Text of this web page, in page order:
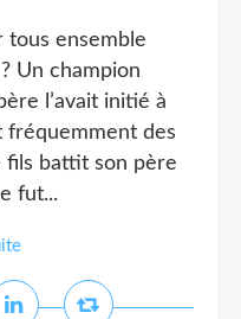
tous ensemble
Un champion
l’avait initié à
fréquemment des
fils battit son père
fut...